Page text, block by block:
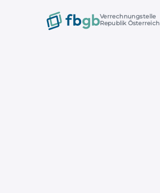
Verrechnungstelle
Republik Österreich